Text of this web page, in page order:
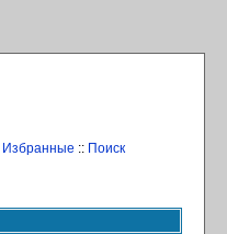
Избранные :: Поиск